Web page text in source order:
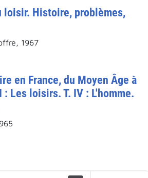
loisir. Histoire, problèmes,
1967
en France, du Moyen Âge à
: Les loisirs. T. IV : L'homme.